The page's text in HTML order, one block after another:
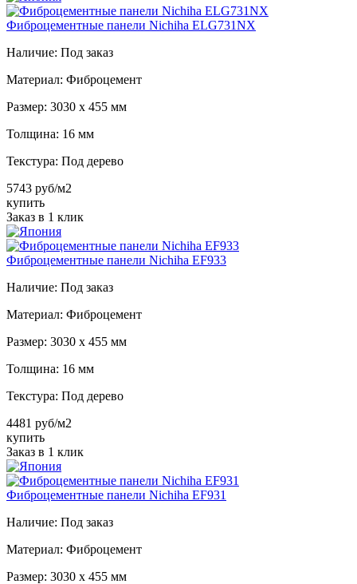
Фиброцементные панели Nichiha ELG731NX
Наличие: Под заказ
Материал: Фиброцемент
Размер: 3030 х 455 мм
Толщина: 16 мм
Текстура: Под дерево
5743 руб/м2
купить
Заказ в 1 клик
Фиброцементные панели Nichiha EF933
Наличие: Под заказ
Материал: Фиброцемент
Размер: 3030 х 455 мм
Толщина: 16 мм
Текстура: Под дерево
4481 руб/м2
купить
Заказ в 1 клик
Фиброцементные панели Nichiha EF931
Наличие: Под заказ
Материал: Фиброцемент
Размер: 3030 х 455 мм